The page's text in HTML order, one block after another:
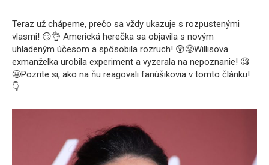
Teraz už chápeme, prečo sa vždy ukazuje s rozpustenými
vlasmi! 😏👌 Americká herečka sa objavila s novým
uhladeným účesom a spôsobila rozruch! 😲😤Willisova
exmanželka urobila experiment a vyzerala na nepoznanie! 🧐
😬Pozrite si, ako na ňu reagovali fanúšikovia v tomto článku!
👇